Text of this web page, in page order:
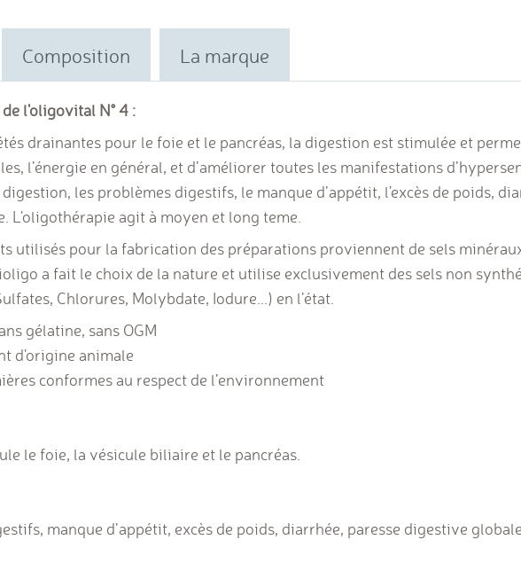
Composition La marque
l'oligovital N° 4 :
drainantes pour le foie et le pancréas, la digestion est stimulée et
l’énergie en général, et d’améliorer toutes les manifestations
les problèmes digestifs, le manque d’appétit, l'excès de poids,
L'oligothérapie agit à moyen et long teme.
utilisés pour la fabrication des préparations proviennent de sels
a fait le choix de la nature et utilise exclusivement des sels non
Chlorures, Molybdate, Iodure...) en l’état.
gélatine, sans OGM
d'origine animale
conformes au respect de l’environnement
le foie, la vésicule biliaire et le pancréas.
manque d’appétit, excès de poids, diarrhée, paresse digestive